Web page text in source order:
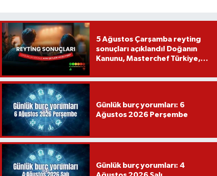
5 Ağustos Çarşamba reyting
sonuçları açıklandı! Doğanın
Kanunu, Masterchef Türkiye,
Günlük burç yorumları: 6
Ağustos 2026 Perşembe
Günlük burç yorumları: 4